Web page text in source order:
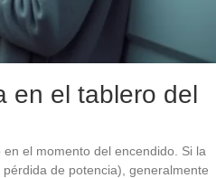
en el tablero del
el momento del encendido. Si la
de potencia), generalmente